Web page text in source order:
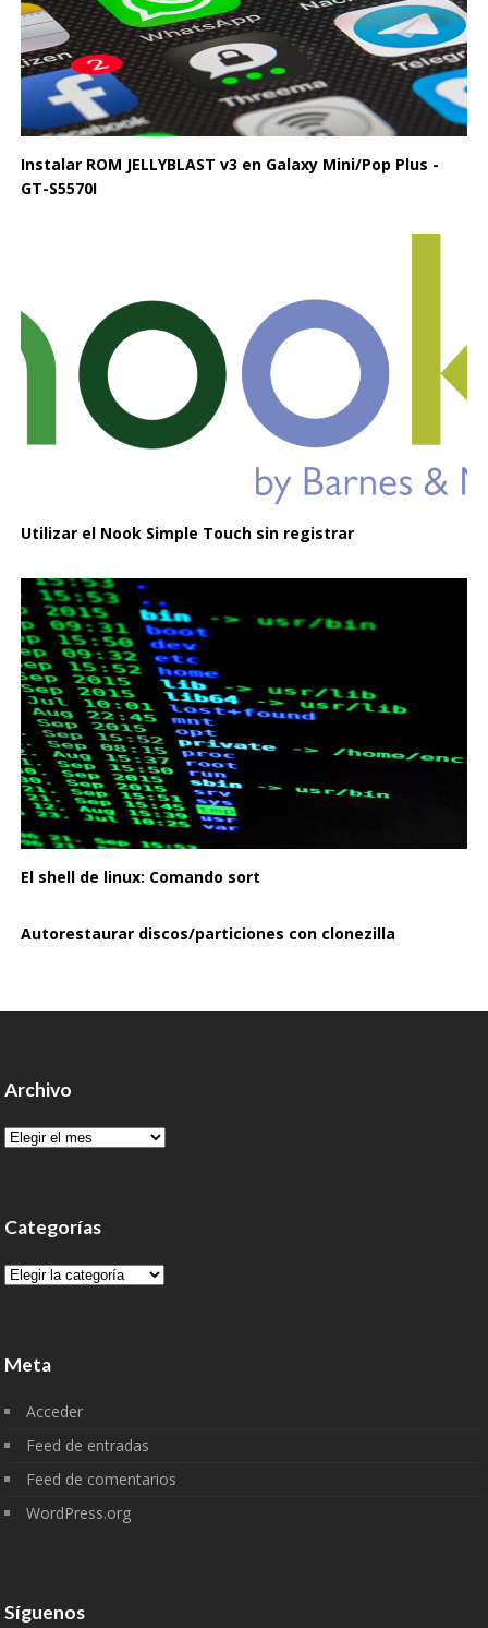
Instalar ROM JELLYBLAST v3 en Galaxy Mini/Pop Plus -
GT-S5570I
Utilizar el Nook Simple Touch sin registrar
El shell de linux: Comando sort
Autorestaurar discos/particiones con clonezilla
Archivo
Archivo
Categorías
Categorías
Meta
Acceder
Feed de entradas
Feed de comentarios
WordPress.org
Síguenos